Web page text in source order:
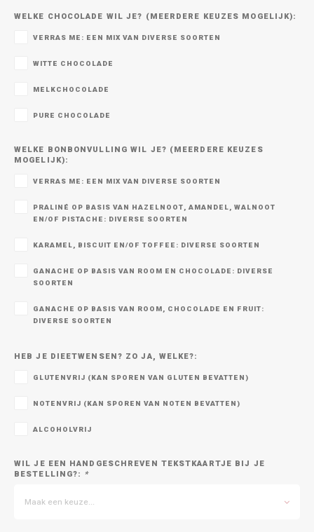
WELKE CHOCOLADE WIL JE? (MEERDERE KEUZES MOGELIJK):
VERRAS ME: EEN MIX VAN DIVERSE SOORTEN
WITTE CHOCOLADE
MELKCHOCOLADE
PURE CHOCOLADE
WELKE BONBONVULLING WIL JE? (MEERDERE KEUZES
MOGELIJK):
VERRAS ME: EEN MIX VAN DIVERSE SOORTEN
PRALINÉ OP BASIS VAN HAZELNOOT, AMANDEL, WALNOOT
EN/OF PISTACHE: DIVERSE SOORTEN
KARAMEL, BISCUIT EN/OF TOFFEE: DIVERSE SOORTEN
GANACHE OP BASIS VAN ROOM EN CHOCOLADE: DIVERSE
SOORTEN
GANACHE OP BASIS VAN ROOM, CHOCOLADE EN FRUIT:
DIVERSE SOORTEN
HEB JE DIEETWENSEN? ZO JA, WELKE?:
GLUTENVRIJ (KAN SPOREN VAN GLUTEN BEVATTEN)
NOTENVRIJ (KAN SPOREN VAN NOTEN BEVATTEN)
ALCOHOLVRIJ
WIL JE EEN HANDGESCHREVEN TEKSTKAARTJE BIJ JE
BESTELLING?: *
Maak een keuze...